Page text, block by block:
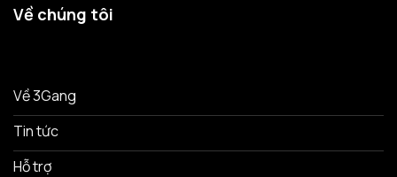
Về chúng tôi
Về 3Gang
Tin tức
Hỗ trợ